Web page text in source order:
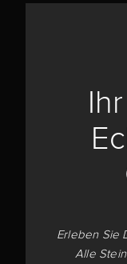
Erleben Sie
Alle